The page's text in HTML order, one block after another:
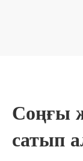
Соңғы
сатып